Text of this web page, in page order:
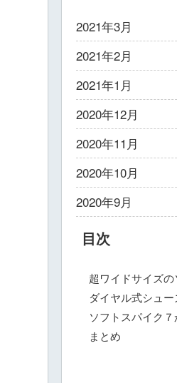
2021年3月
2021年2月
2021年1月
2020年12月
2020年11月
2020年10月
2020年9月
目次
超ワイドサイズ
ダイヤル式シュー
ソフトスパイク
まとめ